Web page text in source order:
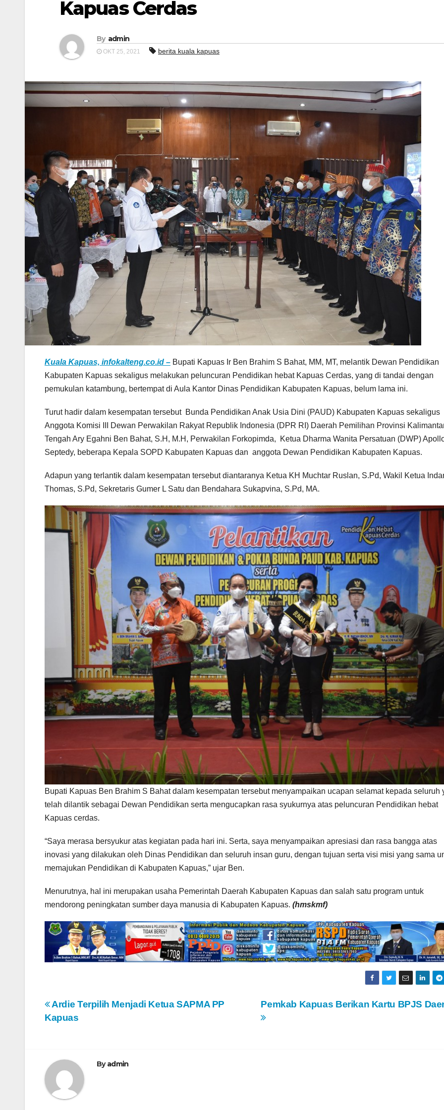
Kapuas Cerdas
By admin
OKT 25, 2021 berita kuala kapuas
Kuala Kapuas, infokalteng.co.id – Bupati Kapuas Ir Ben Brahim S Bahat, MM, MT, melantik Dewan Pendidikan
Kabupaten Kapuas sekaligus melakukan peluncuran Pendidikan hebat Kapuas Cerdas, yang di tandai dengan
pemukulan katambung, bertempat di Aula Kantor Dinas Pendidikan Kabupaten Kapuas, belum lama ini.
Turut hadir dalam kesempatan tersebut Bunda Pendidikan Anak Usia Dini (PAUD) Kabupaten Kapuas sekaligus
Anggota Komisi III Dewan Perwakilan Rakyat Republik Indonesia (DPR RI) Daerah Pemilihan Provinsi
Tengah Ary Egahni Ben Bahat, S.H, M.H, Perwakilan Forkopimda, Ketua Dharma Wanita Persatuan (DWP)
Septedy, beberapa Kepala SOPD Kabupaten Kapuas dan anggota Dewan Pendidikan Kabupaten Kapuas.
Adapun yang terlantik dalam kesempatan tersebut diantaranya Ketua KH Muchtar Ruslan, S.Pd, Wakil Ketua
Thomas, S.Pd, Sekretaris Gumer L Satu dan Bendahara Sukapvina, S.Pd, MA.
Bupati Kapuas Ben Brahim S Bahat dalam kesempatan tersebut menyampaikan ucapan selamat kepada seluruh
telah dilantik sebagai Dewan Pendidikan serta mengucapkan rasa syukurnya atas peluncuran Pendidikan hebat
Kapuas cerdas.
“Saya merasa bersyukur atas kegiatan pada hari ini. Serta, saya menyampaikan apresiasi dan rasa bangga atas
inovasi yang dilakukan oleh Dinas Pendidikan dan seluruh insan guru, dengan tujuan serta visi misi yang sama
memajukan Pendidikan di Kabupaten Kapuas,” ujar Ben.
Menurutnya, hal ini merupakan usaha Pemerintah Daerah Kabupaten Kapuas dan salah satu program untuk
mendorong peningkatan sumber daya manusia di Kabupaten Kapuas. (hmskmf)
N
i
g
Pemkab Kapuas Berikan Kartu BPJS
Ardie Terpilih Menjadi Ketua SAPMA PP
Kapuas
Byadmin